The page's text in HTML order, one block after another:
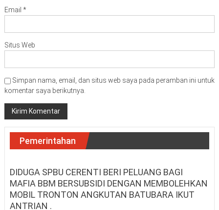
Email *
Situs Web
Simpan nama, email, dan situs web saya pada peramban ini untuk
komentar saya berikutnya.
Pemerintahan
DIDUGA SPBU CERENTI BERI PELUANG BAGI
MAFIA BBM BERSUBSIDI DENGAN MEMBOLEHKAN
MOBIL TRONTON ANGKUTAN BATUBARA IKUT
ANTRIAN .